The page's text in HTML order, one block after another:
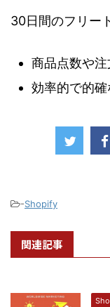
30日間のフリー
商品点数や
効率的で的確
-Shopify
関連記事